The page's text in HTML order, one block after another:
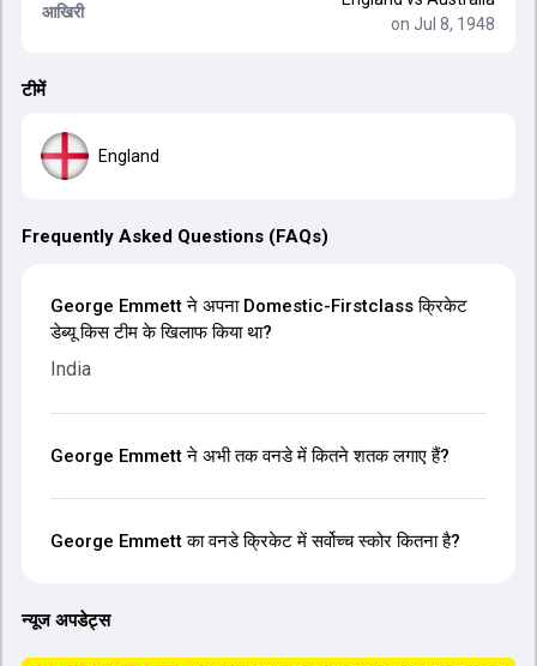
आखिरी
on Jul 8, 1948
टीमें
England
Frequently Asked Questions (FAQs)
George Emmett ने अपना Domestic-Firstclass क्रिकेट
डेब्यू किस टीम के खिलाफ किया था?
India
George Emmett ने अभी तक वनडे में कितने शतक लगाए हैं?
George Emmett का वनडे क्रिकेट में सर्वोच्च स्कोर कितना है?
न्यूज अपडेट्स